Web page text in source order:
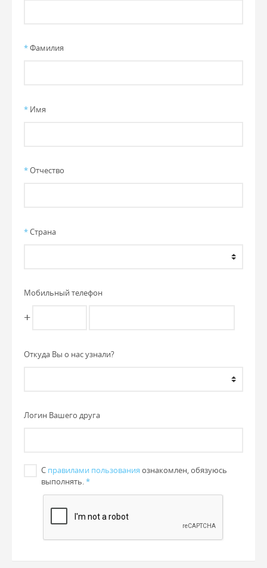
*Фамилия
* Имя
*Отчество
*Страна
Мобильный телефон
+
Откуда Вы о нас узнали?
Логин Вашего друга
С правилами пользования ознакомлен, обязуюсь
выполнять.*